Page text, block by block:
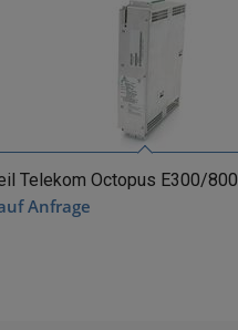
Telekom Octopus E300/800
Anfrage